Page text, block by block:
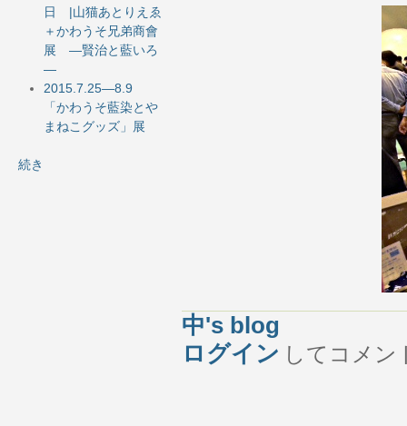
日 |山猫あとりえゑ
＋かわうそ兄弟商會
展 ―賢治と藍いろ
―
2015.7.25―8.9
「かわうそ藍染とや
まねこグッズ」展
続き
中's blog
ログイン してコメン